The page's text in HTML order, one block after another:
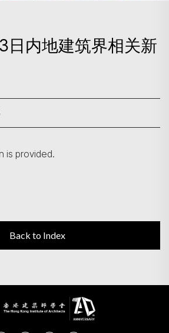
日内地建筑界相关新
is provided.
Back to Index